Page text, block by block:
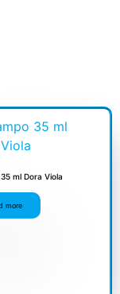
ml Dora Viola
more